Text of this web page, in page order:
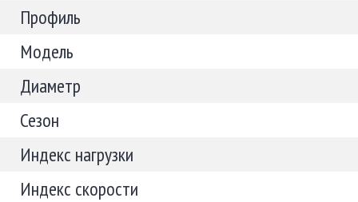
Профиль
Модель
Диаметр
Сезон
Индекс нагрузки
Индекс скорости